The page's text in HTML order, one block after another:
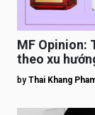
MF Opinion:
theo xu
by Thai Khang